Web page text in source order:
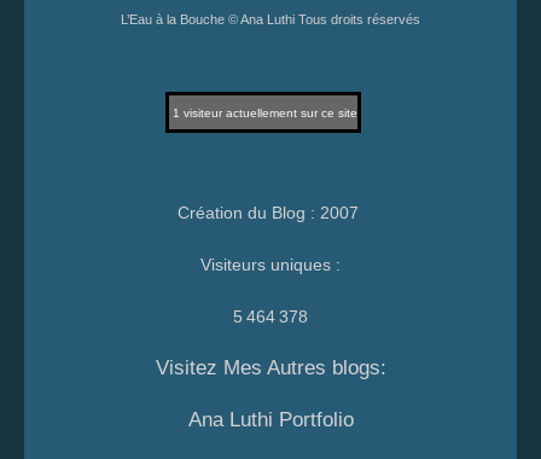
L’Eau à la Bouche © Ana Luthi Tous droits réservés
1 visiteur actuellement sur ce site
Création du Blog : 2007
Visiteurs uniques :
5 464 378
Visitez Mes Autres blogs:
Ana Luthi Portfolio